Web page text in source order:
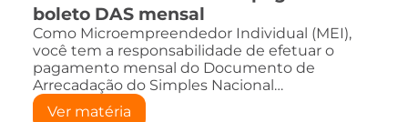
boleto DAS mensal
Como Microempreendedor Individual (MEI),
você tem a responsabilidade de efetuar o
pagamento mensal do Documento de
Arrecadação do Simples Nacional…
Ver matéria